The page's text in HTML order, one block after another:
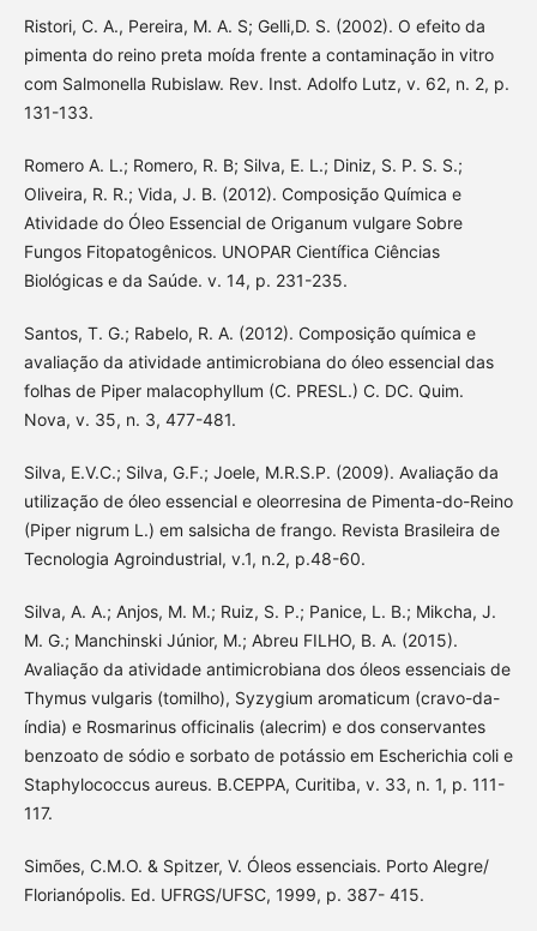
Ristori, C. A., Pereira, M. A. S; Gelli,D. S. (2002). O efeito da
pimenta do reino preta moída frente a contaminação in vitro
com Salmonella Rubislaw. Rev. Inst. Adolfo Lutz, v. 62, n. 2, p.
131-133.
Romero A. L.; Romero, R. B; Silva, E. L.; Diniz, S. P. S. S.;
Oliveira, R. R.; Vida, J. B. (2012). Composição Química e
Atividade do Óleo Essencial de Origanum vulgare Sobre
Fungos Fitopatogênicos. UNOPAR Científica Ciências
Biológicas e da Saúde. v. 14, p. 231-235.
Santos, T. G.; Rabelo, R. A. (2012). Composição química e
avaliação da atividade antimicrobiana do óleo essencial das
folhas de Piper malacophyllum (C. PRESL.) C. DC. Quim.
Nova, v. 35, n. 3, 477-481.
Silva, E.V.C.; Silva, G.F.; Joele, M.R.S.P. (2009). Avaliação da
utilização de óleo essencial e oleorresina de Pimenta-do-Reino
(Piper nigrum L.) em salsicha de frango. Revista Brasileira de
Tecnologia Agroindustrial, v.1, n.2, p.48-60.
Silva, A. A.; Anjos, M. M.; Ruiz, S. P.; Panice, L. B.; Mikcha, J.
M. G.; Manchinski Júnior, M.; Abreu FILHO, B. A. (2015).
Avaliação da atividade antimicrobiana dos óleos essenciais de
Thymus vulgaris (tomilho), Syzygium aromaticum (cravo-da-
índia) e Rosmarinus officinalis (alecrim) e dos conservantes
benzoato de sódio e sorbato de potássio em Escherichia coli e
Staphylococcus aureus. B.CEPPA, Curitiba, v. 33, n. 1, p. 111-
117.
Simões, C.M.O. & Spitzer, V. Óleos essenciais. Porto Alegre/
Florianópolis. Ed. UFRGS/UFSC, 1999, p. 387- 415.